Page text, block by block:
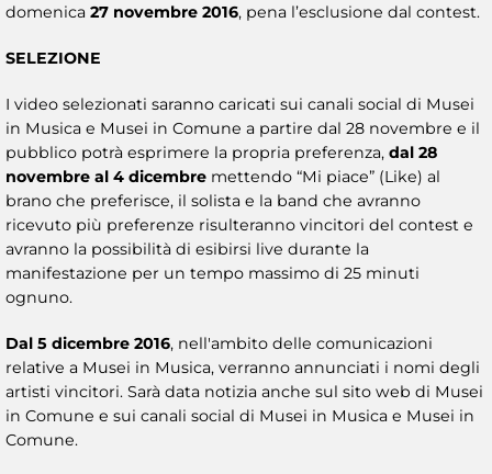
domenica 27 novembre 2016, pena l’esclusione dal contest.
SELEZIONE
I video selezionati saranno caricati sui canali social di Musei
in Musica e Musei in Comune a partire dal 28 novembre e il
pubblico potrà esprimere la propria preferenza, dal 28
novembre al 4 dicembre mettendo “Mi piace” (Like) al
brano che preferisce, il solista e la band che avranno
ricevuto più preferenze risulteranno vincitori del contest e
avranno la possibilità di esibirsi live durante la
manifestazione per un tempo massimo di 25 minuti
ognuno.
Dal 5 dicembre 2016, nell'ambito delle comunicazioni
relative a Musei in Musica, verranno annunciati i nomi degli
artisti vincitori. Sarà data notizia anche sul sito web di Musei
in Comune e sui canali social di Musei in Musica e Musei in
Comune.